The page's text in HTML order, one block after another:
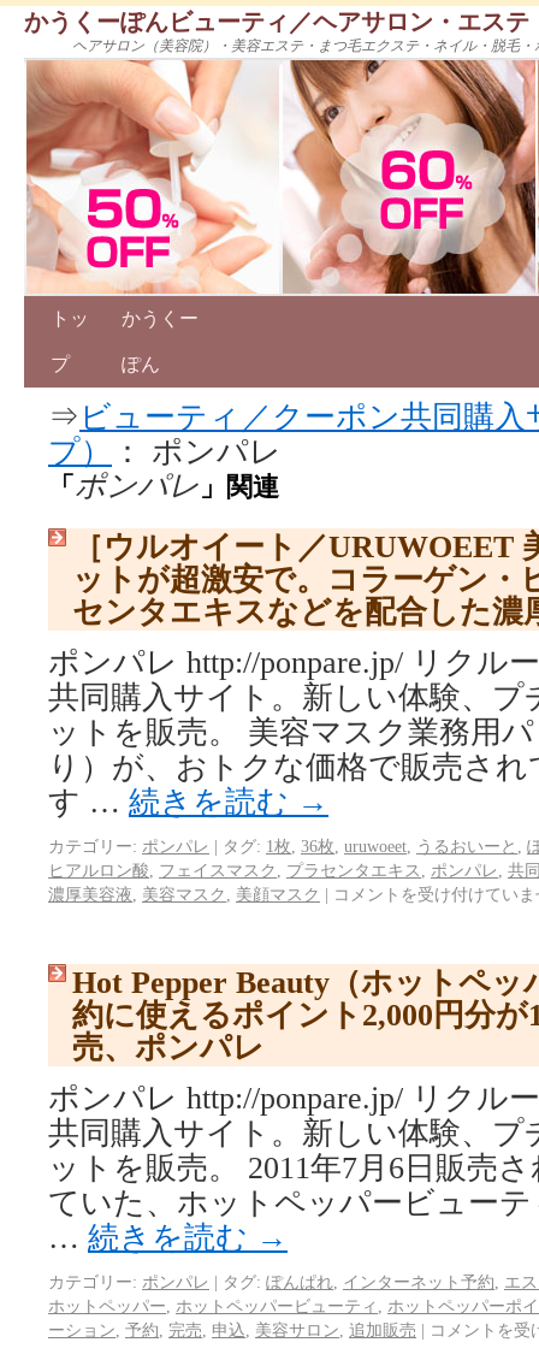
かうくーぽんビューティ／ヘアサロン・エス
ヘアサロン（美容院）・美容エステ・まつ毛エクステ・ネイル・脱毛
トッ
プ
かうくー
ぽん
⇒ ビューティ／クーポン共同購
プ）
： ポンパレ
「 ポンパレ 」関連
［ウルオイート／URUWOEET
ットが超激安で。コラーゲン・
センタエキスなどを配合した濃
ポンパレ http://ponpare.jp/ リクル
共同購入サイト。新しい体験、
ットを販売。 美容マスク業務用
り）が、おトクな価格で販売さ
す … 続きを読む →
カテゴリー: ポンパレ | タグ: 1枚 36枚 uruwoeet うるおいーと
ヒアルロン酸
フェイスマスク プラセンタエキス ポンパレ
共
濃厚美容液
美容マスク 美顔マスク | コメントを受け付けてい
Hot Pepper Beauty（ホットペ
約に使えるポイント2,000円分が
売、ポンパレ
ポンパレ http://ponpare.jp/ リクル
共同購入サイト。新しい体験、
ットを販売。 2011年7月6日販売
ていた、ホットペッパービュー
… 続きを読む →
カテゴリー: ポンパレ | タグ: ぽんぱれ インターネット予約
エ
ホットペッパー
ホットペッパービューティ
ホットペッパーポ
ーション 予約 完売 申込 美容サロン 追加販売 | コメントを受